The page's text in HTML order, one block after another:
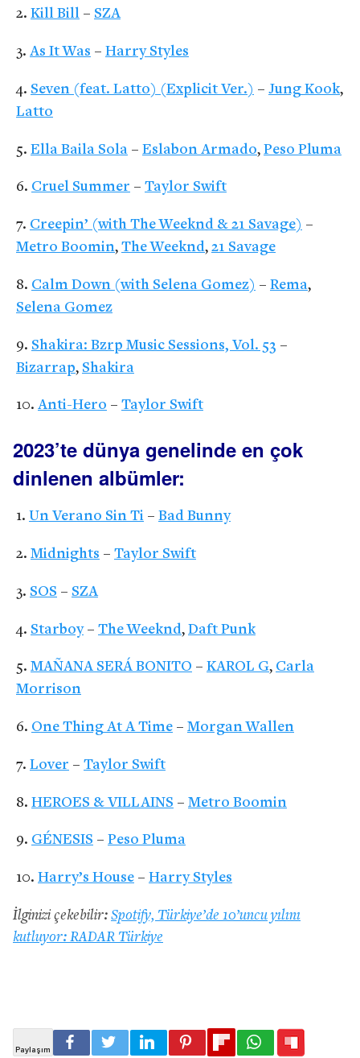
Kill Bill – SZA
As It Was – Harry Styles
Seven (feat. Latto) (Explicit Ver.) – Jung Kook,
Latto
Ella Baila Sola – Eslabon Armado, Peso Pluma
Cruel Summer – Taylor Swift
Creepin’ (with The Weeknd & 21 Savage) –
Metro Boomin, The Weeknd, 21 Savage
Calm Down (with Selena Gomez) – Rema,
Selena Gomez
Shakira: Bzrp Music Sessions, Vol. 53 –
Bizarrap, Shakira
Anti-Hero – Taylor Swift
2023’te dünya genelinde en çok
dinlenen albümler:
Un Verano Sin Ti – Bad Bunny
Midnights – Taylor Swift
SOS – SZA
Starboy– The Weeknd, Daft Punk
MAÑANA SERÁ BONITO – KAROL G, Carla
Morrison
One Thing At A Time – Morgan Wallen
Lover – Taylor Swift
HEROES & VILLAINS – Metro Boomin
GÉNESIS – Peso Pluma
Harry’s House – Harry Styles
İlginizi çekebilir: Spotify, Türkiye’de 10’uncu yılını
kutluyor: RADAR Türkiye